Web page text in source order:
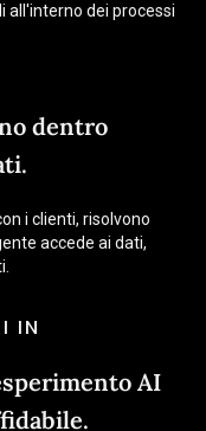
dei processi
dentro
i clienti, risolvono
accede ai dati,
IN
AI